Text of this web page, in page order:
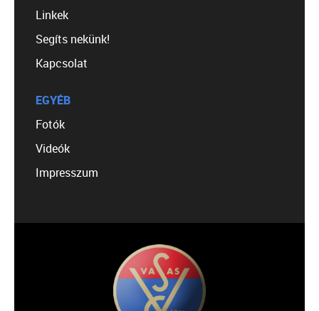
Linkek
Segíts nekünk!
Kapcsolat
EGYÉB
Fotók
Videók
Impresszum